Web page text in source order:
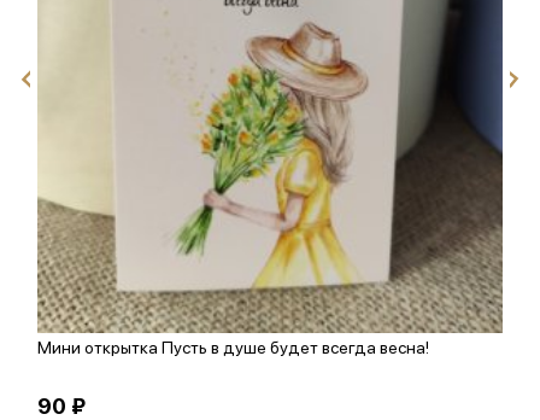
Мини открытка Пусть в душе будет всегда весна!
90 ₽